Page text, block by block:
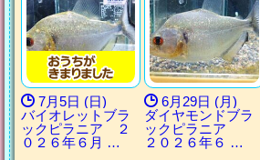
7月5日 (日)
バイオレットブラ
ックピラニア ２
０２６年６月 …
6月29日 (月)
ダイヤモンドブラ
ックピラニア
２０２６年６ …